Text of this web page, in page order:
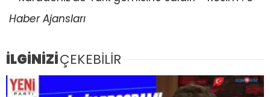
Haber Ajansları
İLGİNİZİÇEKEBİLİR